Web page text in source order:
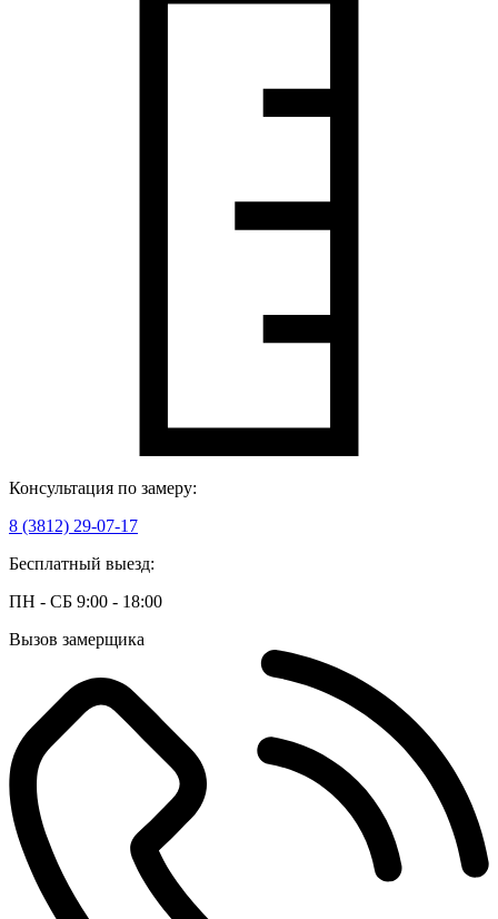
Консультация по замеру:
8 (3812) 29-07-17
Бесплатный выезд:
ПН - СБ 9:00 - 18:00
Вызов замерщика